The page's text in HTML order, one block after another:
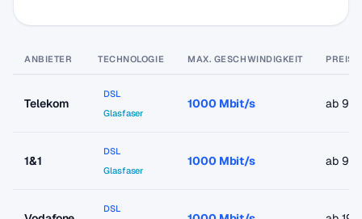
ANBIETER TECHNOLOGIE MAX. GESCHWINDIGKEIT PREIS
Telekom
DSL
Glasfaser
1000 Mbit/s ab
1&1
DSL
Glasfaser
1000 Mbit/s ab
DSL